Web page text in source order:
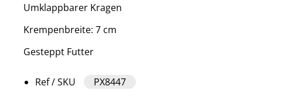
Umklappbarer Kragen
Krempenbreite: 7 cm
Gesteppt Futter
Ref / SKU PX8447